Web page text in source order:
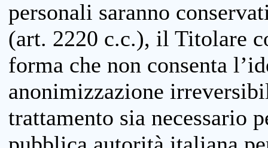
personali saranno
(art. 2220 c.c.), il Titolare
forma che non consenta
anonimizzazione
trattamento sia necessario